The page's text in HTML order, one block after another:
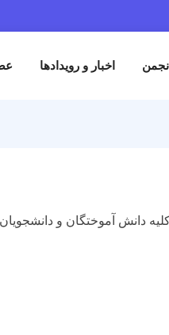
اخبار و رویدادها عضویت در
و دانشجویان رشته